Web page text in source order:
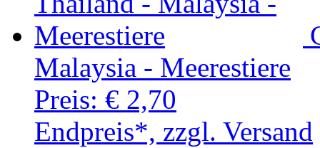
Malaysia - Meerestiere
Preis: € 2,70
Endpreis*, zzgl. Versand